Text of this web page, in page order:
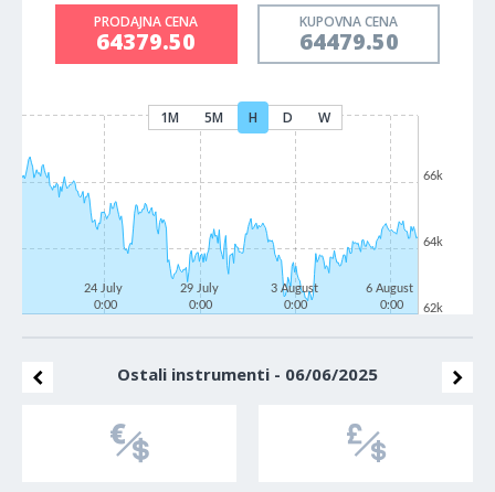
PRODAJNA CENA
64379.50
KUPOVNA CENA
64479.50
1M 5M H D W
24 July
0:00
29 July
0:00
3 August
0:00
6 August
0:00
62k
64k
66k
Ostali instrumenti - 06/06/2025